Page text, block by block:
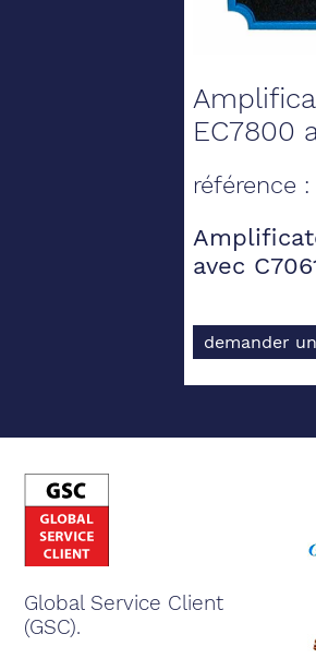
EC7800
référence :
avec
demander
Global Service Client
(GSC).